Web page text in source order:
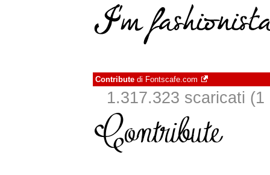
Contribute di Fontscafe.com
1.317.323 scaricati (1